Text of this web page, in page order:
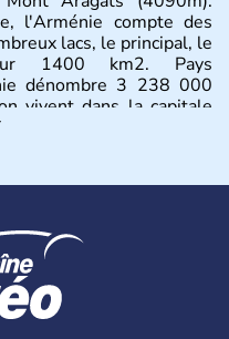
l'Arménie compte des
lacs, le principal, le
1400 km2. Pays
dénombre 3 238 000
vivent dans la capitale